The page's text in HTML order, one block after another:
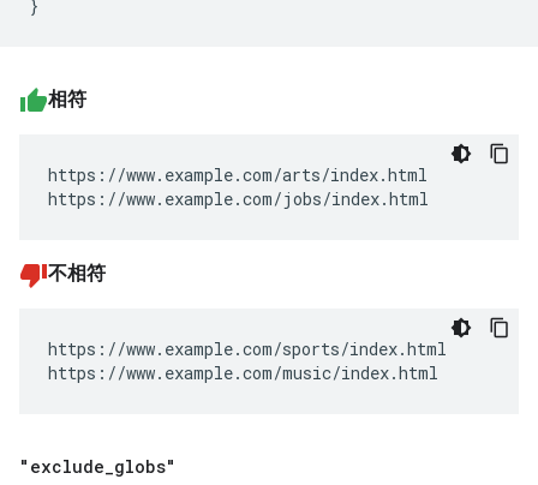
相符
https://www.example.com/arts/index.html
https://www.example.com/jobs/index.html
不相符
https://www.example.com/sports/index.html
https://www.example.com/music/index.html
"exclude globs"